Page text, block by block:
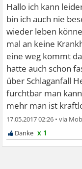
Hallo ich kann
bin ich auch nie
wieder leben
mal an keine
eine weg kommt
hatte auch schon
über Schlaganfall
furchtbar man
mehr man ist
17.05.2017 02:26 •
x 1